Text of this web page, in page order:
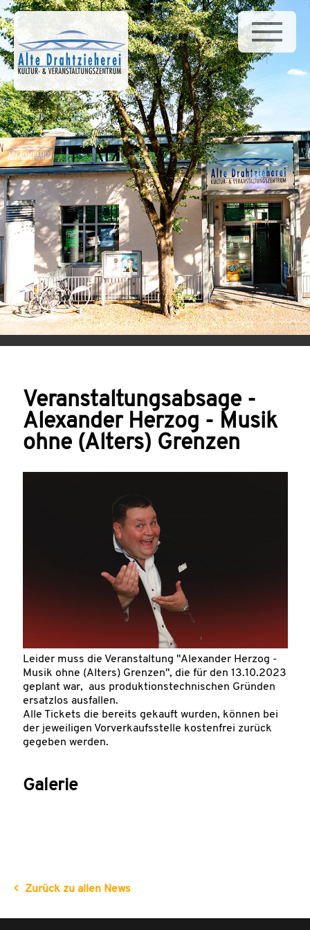
Home
News
Galerie
Venue Infos
Veranstaltungen
Gusto
Bürgerstiftung
Veranstaltungsabsage -
Alexander Herzog - Musik
ohne (Alters) Grenzen
Leider muss die Veranstaltung "Alexander Herzog -
Musik ohne (Alters) Grenzen", die für den 13.10.2023
geplant war, aus produktionstechnischen Gründen
ersatzlos ausfallen.
Alle Tickets die bereits gekauft wurden, können bei
der jeweiligen Vorverkaufsstelle kostenfrei zurück
gegeben werden.
Galerie
Zurück zu allen News